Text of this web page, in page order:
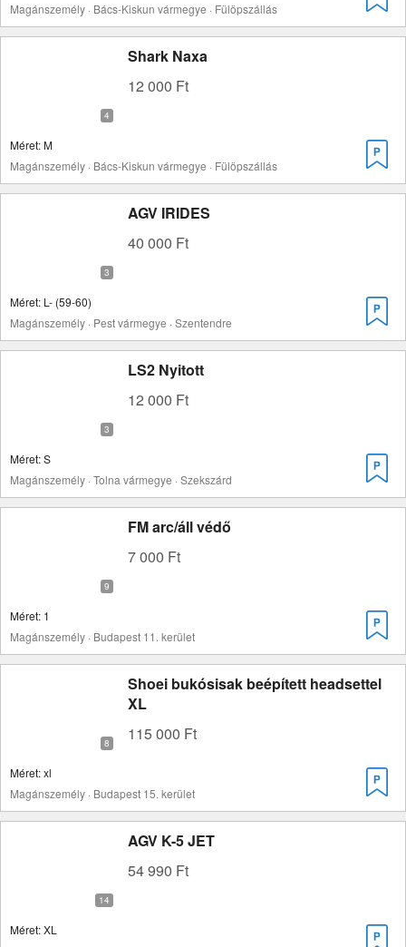
Magánszemély · Bács-Kiskun vármegye · Fülöpszállás
Shark Naxa
12 000 Ft
Méret: M
Magánszemély · Bács-Kiskun vármegye · Fülöpszállás
AGV IRIDES
40 000 Ft
Méret: L- (59-60)
Magánszemély · Pest vármegye · Szentendre
LS2 Nyitott
12 000 Ft
Méret: S
Magánszemély · Tolna vármegye · Szekszárd
FM arc/áll védő
7 000 Ft
Méret: 1
Magánszemély · Budapest 11. kerület
Shoei bukósisak beépített headsettel
XL
115 000 Ft
Méret: xl
Magánszemély · Budapest 15. kerület
AGV K-5 JET
54 990 Ft
Méret: XL